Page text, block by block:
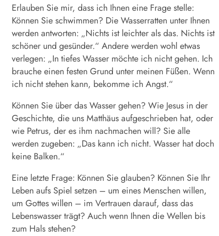
Erlauben Sie mir, dass ich Ihnen eine Frage stelle:
Können Sie schwimmen? Die Wasserratten unter Ihnen
werden antworten: „Nichts ist leichter als das. Nichts ist
schöner und gesünder.“ Andere werden wohl etwas
verlegen: „In tiefes Wasser möchte ich nicht gehen. Ich
brauche einen festen Grund unter meinen Füßen. Wenn
ich nicht stehen kann, bekomme ich Angst.“
Können Sie über das Wasser gehen? Wie Jesus in der
Geschichte, die uns Matthäus aufgeschrieben hat, oder
wie Petrus, der es ihm nachmachen will? Sie alle
werden zugeben: „Das kann ich nicht. Wasser hat doch
keine Balken.“
Eine letzte Frage: Können Sie glauben? Können Sie Ihr
Leben aufs Spiel setzen – um eines Menschen willen,
um Gottes willen – im Vertrauen darauf, dass das
Lebenswasser trägt? Auch wenn Ihnen die Wellen bis
zum Hals stehen?